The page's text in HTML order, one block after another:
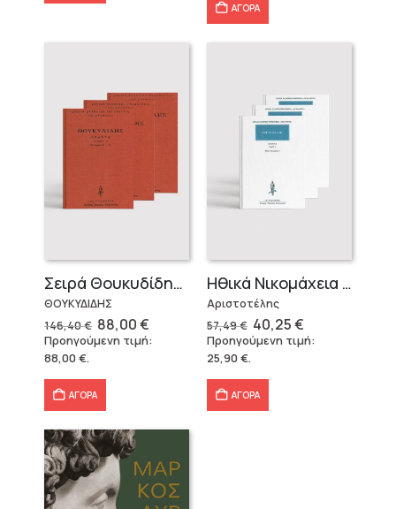
ΑΓΟΡΑ
Σειρά Θουκυδίδης – Δεμένο (4 τόμοι)
ΘΟΥΚΥΔΙΔΗΣ
146,40€ Original
price
was:
88,00€Η
τρέχουσα
τιμή
Προηγούμενη τιμή:
88,00€.
ΑΓΟΡΑ
Ηθικά Νικομάχεια (3 τόμοι)
Αριστοτέλης
57,49€ Original
price
was:
40,25€Η
τρέχουσα
τιμή
Προηγούμενη τιμή:
25,90€.
ΑΓΟΡΑ